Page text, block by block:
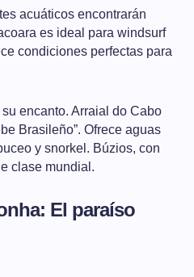
acuáticos encontrarán
es ideal para windsurf
condiciones perfectas para
encanto. Arraial do Cabo
Brasileño”. Ofrece aguas
y snorkel. Búzios, con
clase mundial.
El paraíso